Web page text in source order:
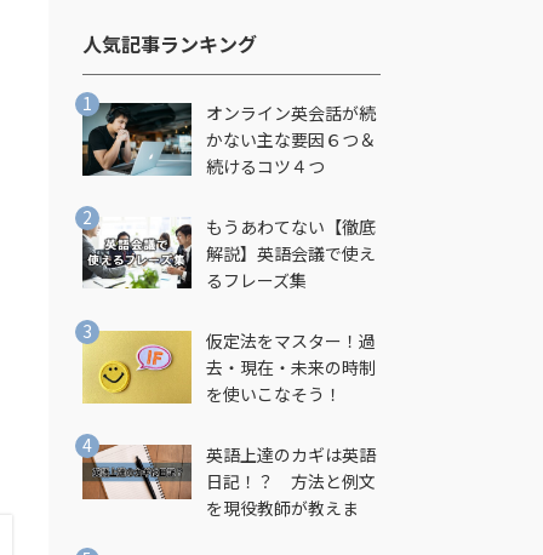
人気記事ランキング​
オンライン英会話が続
かない主な要因６つ＆
続けるコツ４つ
もうあわてない【徹底
解説】英語会議で使え
るフレーズ集
仮定法をマスター！過
去・現在・未来の時制
を使いこなそう！
英語上達のカギは英語
日記！？ 方法と例文
を現役教師が教えま